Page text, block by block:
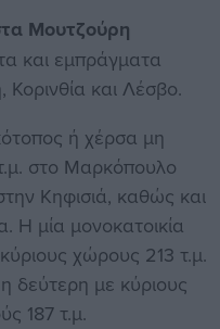
Μουτζούρη
και εμπράγματα
Κορινθία και Λέσβο.
ή χέρσα μη
στο Μαρκόπουλο
Κηφισιά, καθώς και
Η μία μονοκατοικία
χώρους 213 τ.μ.
δεύτερη με κύριους
187 τ.μ.